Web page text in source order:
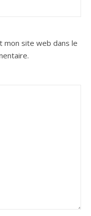
mon site web dans le